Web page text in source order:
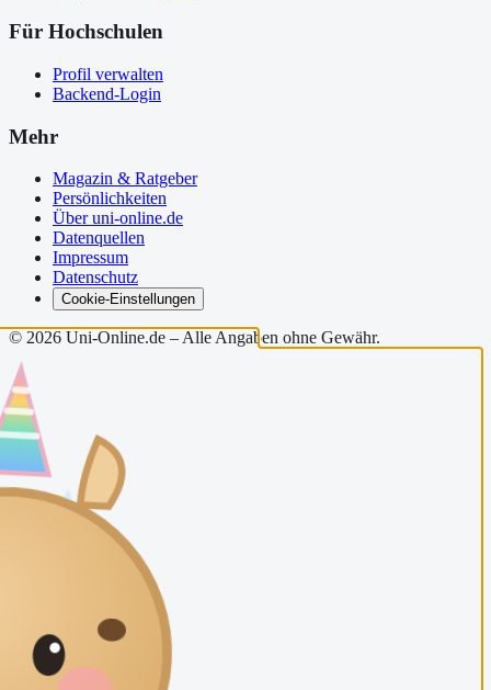
Für Hochschulen
Profil verwalten
Backend-Login
Mehr
Magazin & Ratgeber
Persönlichkeiten
Über uni-online.de
Datenquellen
Impressum
Datenschutz
Cookie-Einstellungen
© 2026 Uni-Online.de – Alle Angaben ohne Gewähr.